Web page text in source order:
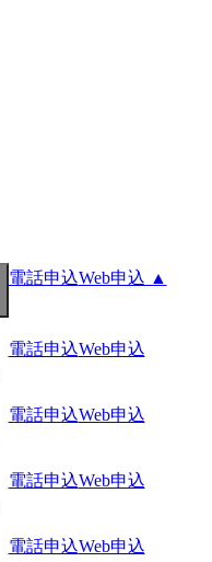
電話申込Web申込 ▲
電話申込Web申込
電話申込Web申込
電話申込Web申込
電話申込Web申込